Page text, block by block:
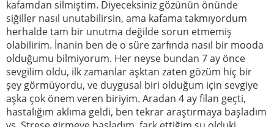
kafamdan silmiştim. Diyeceksiniz gözünün önünde
siğiller nasıl unutabilirsin, ama kafama takmıyordum
herhalde tam bir unutma değilde sorun etmemiş
olabilirim. İnanin ben de o süre zarfında nasıl bir mooda
olduğumu bilmiyorum. Her neyse bundan 7 ay önce
sevgilim oldu, ilk zamanlar aşktan zaten gözüm hiç bir
şey görmüyordu, ve duygusal biri olduğum için sevgiye
aşka çok önem veren biriyim. Aradan 4 ay filan geçti,
hastalığım aklıma geldi, ben tekrar araştırmaya başladım